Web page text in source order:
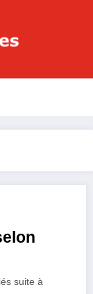
Rives
suite à